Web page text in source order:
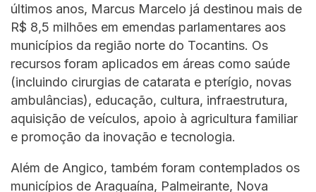
últimos anos, Marcus Marcelo já destinou mais de
R$ 8,5 milhões em emendas parlamentares aos
municípios da região norte do Tocantins. Os
recursos foram aplicados em áreas como saúde
(incluindo cirurgias de catarata e pterígio, novas
ambulâncias), educação, cultura, infraestrutura,
aquisição de veículos, apoio à agricultura familiar
e promoção da inovação e tecnologia.
Além de Angico, também foram contemplados os
municípios de Araguaína, Palmeirante, Nova